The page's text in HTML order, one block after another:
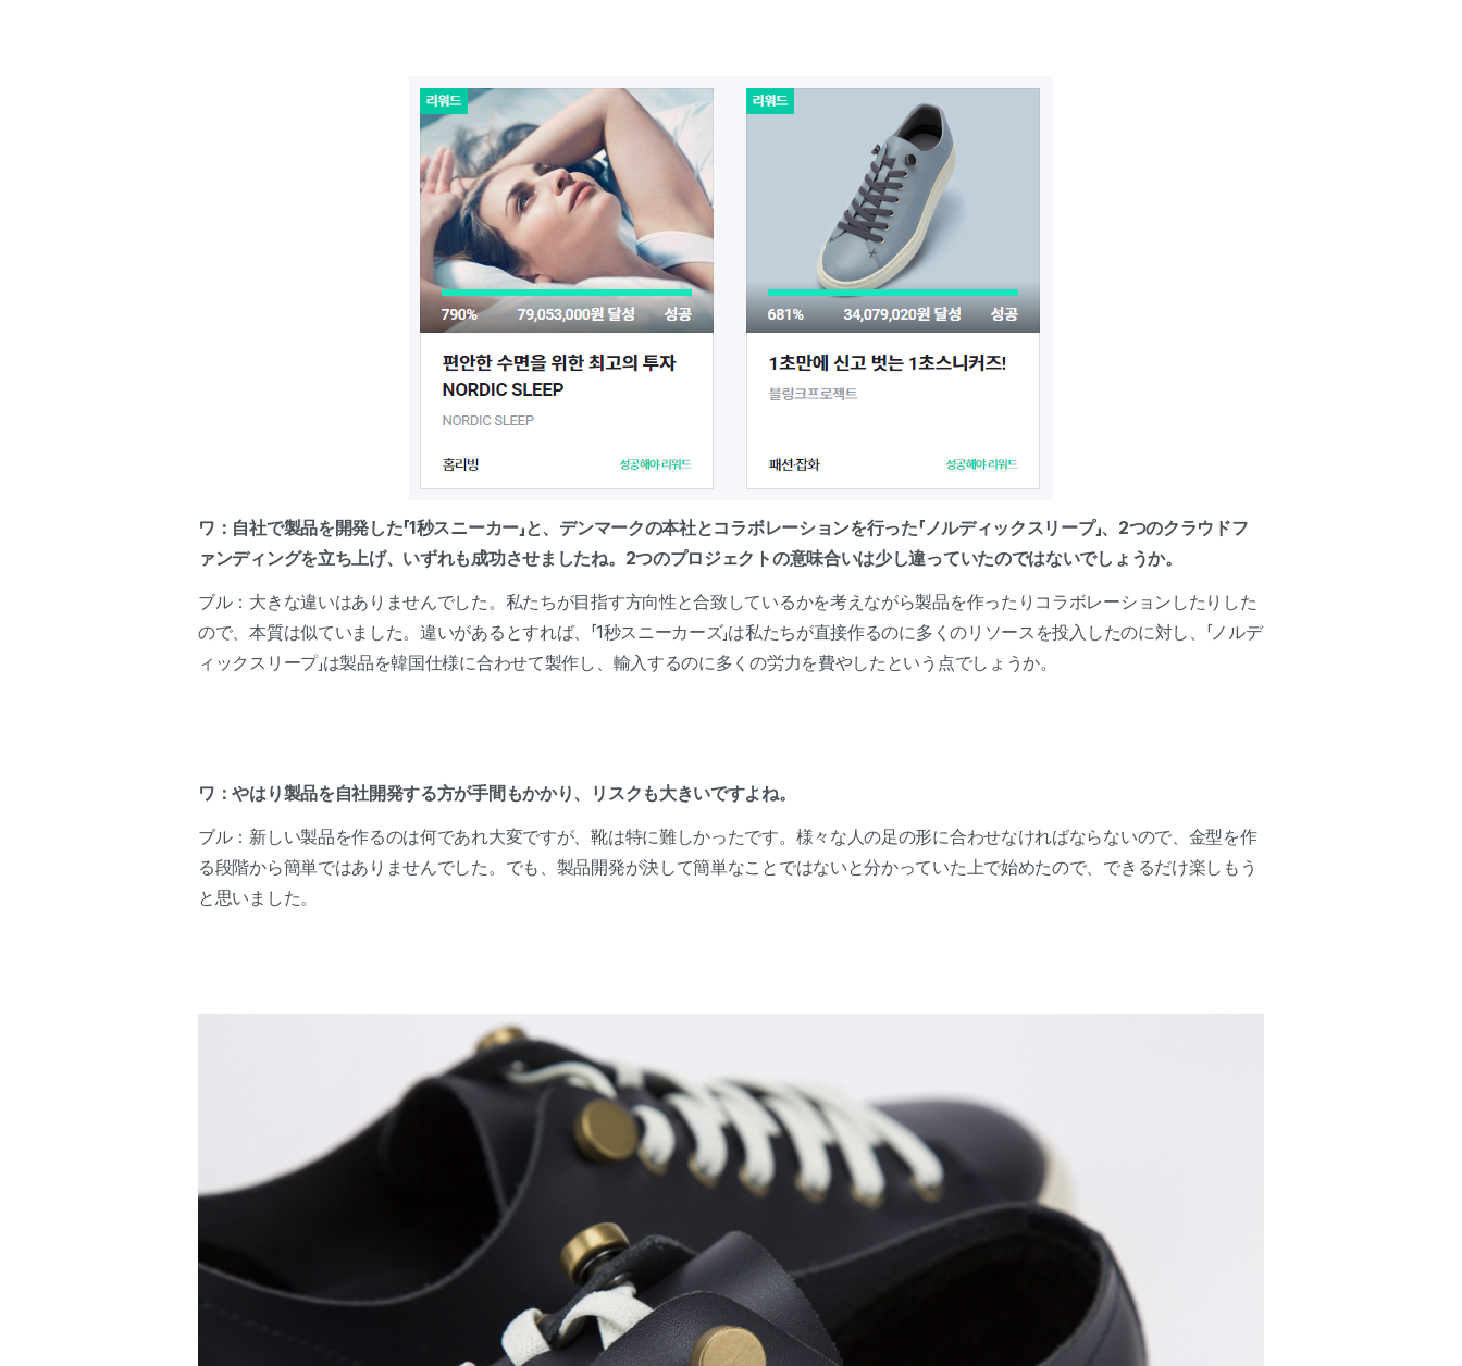
ワ：自社で製品を開発した「1秒スニーカー」と、デンマークの本社とコラボレーションを行った「ノルディックスリープ」、2つのクラウドフ
ァンディングを立ち上げ、いずれも成功させましたね。2つのプロジェクトの意味合いは少し違っていたのではないでしょうか。
ブル：大きな違いはありませんでした。私たちが目指す方向性と合致しているかを考えながら製品を作ったりコラボレーションしたりした
ので、本質は似ていました。違いがあるとすれば、「1秒スニーカーズ」は私たちが直接作るのに多くのリソースを投入したのに対し、「ノルデ
ィックスリープ」は製品を韓国仕様に合わせて製作し、輸入するのに多くの労力を費やしたという点でしょうか。
ワ：やはり製品を自社開発する方が手間もかかり、リスクも大きいですよね。
ブル：新しい製品を作るのは何であれ大変ですが、靴は特に難しかったです。様々な人の足の形に合わせなければならないので、金型を作
る段階から簡単ではありませんでした。でも、製品開発が決して簡単なことではないと分かっていた上で始めたので、できるだけ楽しもう
と思いました。